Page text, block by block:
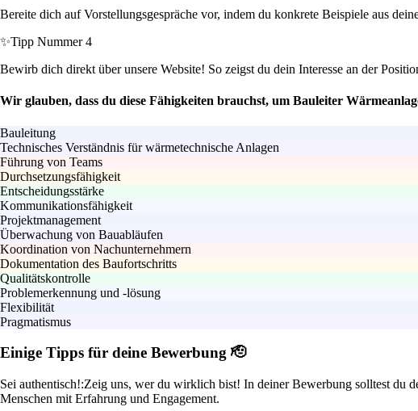
Bereite dich auf Vorstellungsgespräche vor, indem du konkrete Beispiele aus
✨Tipp Nummer 4
Bewirb dich direkt über unsere Website! So zeigst du dein Interesse an der
Wir glauben, dass du diese Fähigkeiten brauchst, um Bauleiter
Bauleitung
Technisches Verständnis für wärmetechnische Anlagen
Führung von Teams
Durchsetzungsfähigkeit
Entscheidungsstärke
Kommunikationsfähigkeit
Projektmanagement
Überwachung von Bauabläufen
Koordination von Nachunternehmern
Dokumentation des Baufortschritts
Qualitätskontrolle
Problemerkennung und -lösung
Flexibilität
Pragmatismus
Einige Tipps für deine Bewerbung 🫡
Sei authentisch!:Zeig uns, wer du wirklich bist! In deiner Bewerbung solltest du
Menschen mit Erfahrung und Engagement.